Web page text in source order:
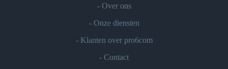
- Over ons
- Onze diensten
- Klanten over pro6com
- Contact